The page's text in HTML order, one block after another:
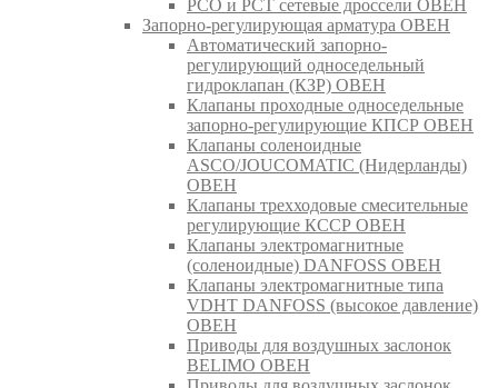
РСО и РСТ сетевые дроссели ОВЕН
Запорно-регулирующая арматура ОВЕН
Автоматический запорно-
регулирующий односедельный
гидроклапан (КЗР) ОВЕН
Клапаны проходные односедельные
запорно-регулирующие КПСР ОВЕН
Клапаны соленоидные
ASCO/JOUCOMATIC (Нидерланды)
ОВЕН
Клапаны трехходовые смесительные
регулирующие КССР ОВЕН
Клапаны электромагнитные
(соленоидные) DANFOSS ОВЕН
Клапаны электромагнитные типа
VDHT DANFOSS (высокое давление)
ОВЕН
Приводы для воздушных заслонок
BELIMO ОВЕН